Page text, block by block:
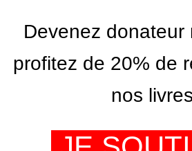
Devenez donateur
profitez de 20% de
nos